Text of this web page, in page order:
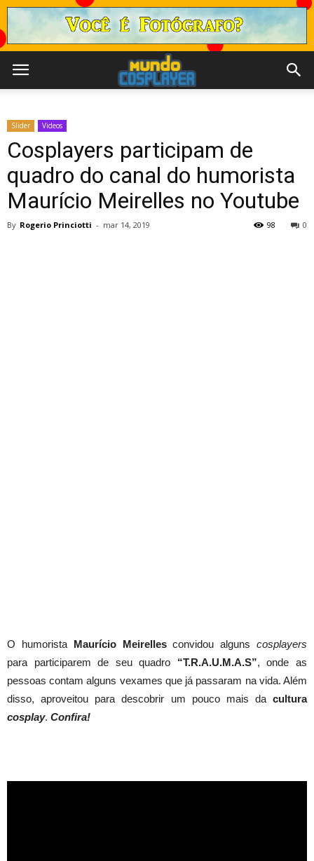
Slider Videos
Cosplayers participam de
quadro do canal do humorista
Maurício Meirelles no Youtube
By Rogerio Princiotti - mar 14, 2019 0
98
O humorista Maurício Meirellesconvidou algunscosplayers
para participarem de seu quadro “T.R.A.U.M.A.S”, onde as
pessoas contam alguns vexames que já passaram na vida. Além
disso, aproveitou para descobrir um pouco mais da cultura
cosplay. Confira!